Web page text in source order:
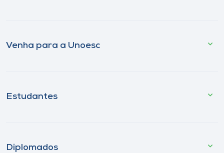
Venha para a Unoesc
Estudantes
Diplomados